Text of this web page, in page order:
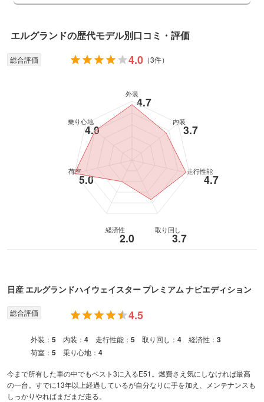
エルグランドの歴代モデル別口コミ・評価
総合評価 4.0 （3件）
外装
4.7
内装
3.7
走行性能
4.7
取り回し
3.7
経済性
2.0
荷室
5.0
乗り心地
4.0
日産 エルグランドハイウェイスター プレミアム ナビエディション
総合評価 4.5
外装： 5 内装： 4 走行性能： 5 取り回し： 4 経済性： 3
荷室： 5 乗り心地： 4
今まで所有した車の中でもベスト3に入るE51。燃費さえ気にしなければ最高
の一台。すでに13年以上経過しているが自分なりに手を加え、メンテナンスも
しっかりやればまだまだ走る。